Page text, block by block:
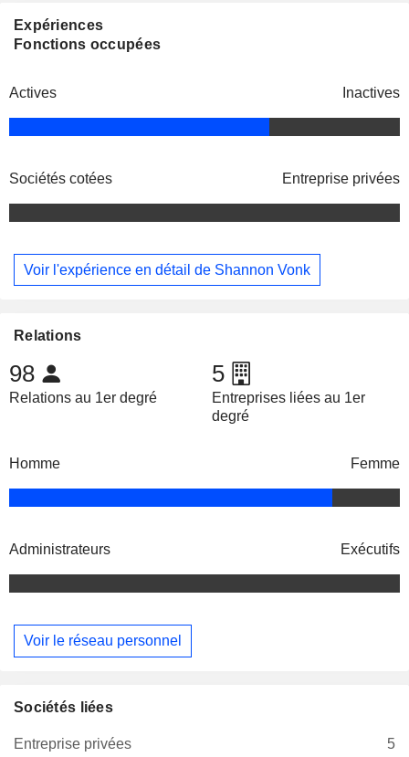
Expériences
Fonctions occupées
Actives Inactives
Sociétés cotées Entreprise privées
Voir l'expérience en détail de Shannon Vonk
Relations
98
Relations au 1er degré
5
Entreprises liées au 1er
degré
Homme Femme
Administrateurs Exécutifs
Voir le réseau personnel
Sociétés liées
Entreprise privées
5